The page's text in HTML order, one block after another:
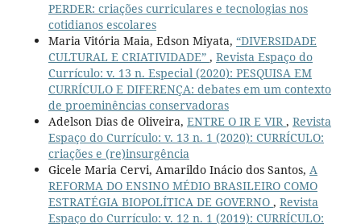
PERDER: criações curriculares e tecnologias nos
cotidianos escolares
Maria Vitória Maia, Edson Miyata, “DIVERSIDADE
CULTURAL E CRIATIVIDADE” , Revista Espaço do
Currículo: v. 13 n. Especial (2020): PESQUISA EM
CURRÍCULO E DIFERENÇA: debates em um contexto
de proeminências conservadoras
Adelson Dias de Oliveira, ENTRE O IR E VIR , Revista
Espaço do Currículo: v. 13 n. 1 (2020): CURRÍCULO:
criações e (re)insurgência
Gicele Maria Cervi, Amarildo Inácio dos Santos, A
REFORMA DO ENSINO MÉDIO BRASILEIRO COMO
ESTRATÉGIA BIOPOLÍTICA DE GOVERNO , Revista
Espaço do Currículo: v. 12 n. 1 (2019): CURRÍCULO: